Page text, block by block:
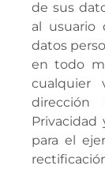
de sus
al usuario
datos
en todo
cualquier
Privacidad
para el